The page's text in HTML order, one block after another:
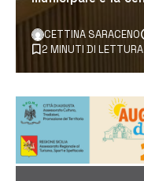
CETTINA SARACENO
2 MINUTI DI LETTURA